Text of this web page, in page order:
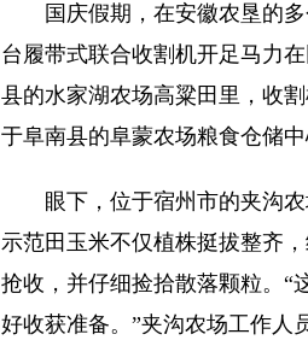
国庆假期，在安徽农垦的多
台履带式联合收割机开足马力
县的水家湖农场高粱田里，收
于阜南县的阜蒙农场粮食仓储
眼下，位于宿州市的夹沟农
示范田玉米不仅植株挺拔整齐
抢收，并仔细捡拾散落颗粒。“
好收获准备。”夹沟农场工作人